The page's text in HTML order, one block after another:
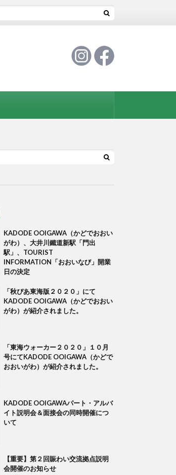
KADODE OOIGAWA（かどでおおい
がわ）、大井川鐵道新駅「門出
駅」、TOURIST
INFORMATION「おおいなび」開業
日の決定
「秋ぴあ東海版２０２０」にて
KADODE OOIGAWA（かどでおおい
がわ）が紹介されました。
「東海ウォーカー２０２０」１０月
号にてKADODE OOIGAWA（かどで
おおいがわ）が紹介されました。
KADODE OOIGAWAパート・アルバ
イト説明会＆面接会の同時開催につ
いて
【重要】第２回賑わい交流拠点説明
会開催のお知らせ